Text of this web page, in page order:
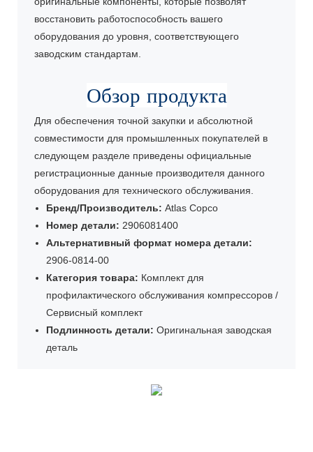
восстановить работоспособность вашего
оборудования до уровня, соответствующего
заводским стандартам.
Обзор продукта
Для обеспечения точной закупки и абсолютной
совместимости для промышленных покупателей в
следующем разделе приведены официальные
регистрационные данные производителя данного
оборудования для технического обслуживания.
Бренд/Производитель: Atlas Copco
Номер детали: 2906081400
Альтернативный формат номера детали:
2906-0814-00
Категория товара: Комплект для
профилактического обслуживания компрессоров /
Сервисный комплект
Подлинность детали: Оригинальная заводская
деталь